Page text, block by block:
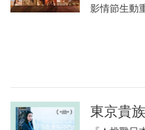
影情節生動
東京貴